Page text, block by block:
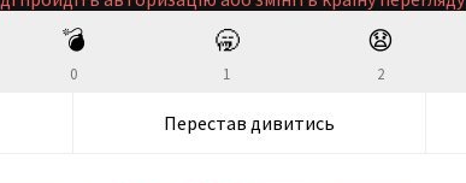
💣
0
🥱
1
😧
2
Перестав дивитись